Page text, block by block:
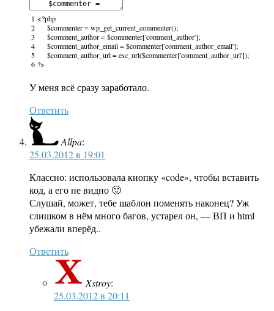
1
2
3
4
5
6
<?php
$commenter=wp_get_current_commenter();
$comment_author=$commenter['comment_author'];
$comment_author_email=$commenter['comment_author_email'];
$comment_author_url=esc_url($commenter['comment_author_url']);
?>
У меня всё сразу заработало.
Ответить
Allpa:
25.03.2012 в 19:01
Классно: использовала кнопку «code», чтобы вставить
код, а его не видно 🙂
Слушай, может, тебе шаблон поменять наконец? Уж
слишком в нём много багов, устарел он, — ВП и html
убежали вперёд..
Ответить
Xstroy:
25.03.2012 в 20:11